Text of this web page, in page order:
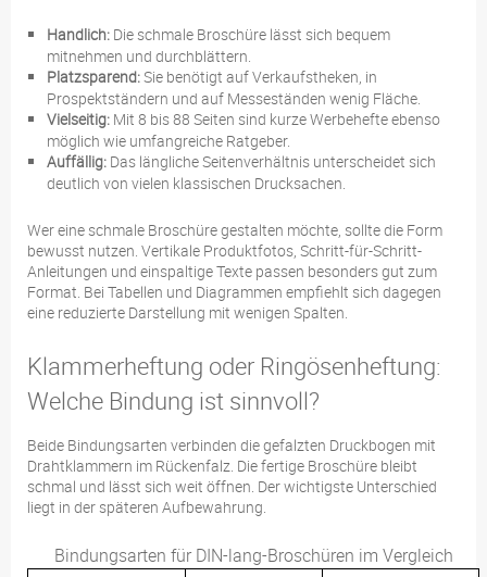
Handlich: Die schmale Broschüre lässt sich bequem
mitnehmen und durchblättern.
Platzsparend:Sie benötigt auf Verkaufstheken, in
Prospektständern und auf Messeständen wenig Fläche.
Vielseitig: Mit 8 bis 88 Seiten sind kurze Werbehefte ebenso
möglich wie umfangreiche Ratgeber.
Auffällig: Das längliche Seitenverhältnis unterscheidet sich
deutlich von vielen klassischen Drucksachen.
Wer eine schmale Broschüre gestalten möchte, sollte die Form
bewusst nutzen. Vertikale Produktfotos, Schritt-für-Schritt-
Anleitungen und einspaltige Texte passen besonders gut zum
Format. Bei Tabellen und Diagrammen empfiehlt sich dagegen
eine reduzierte Darstellung mit wenigen Spalten.
Klammerheftung oder Ringösenheftung:
Welche Bindung ist sinnvoll?
Beide Bindungsarten verbinden die gefalzten Druckbogen mit
Drahtklammern im Rückenfalz. Die fertige Broschüre bleibt
schmal und lässt sich weit öffnen. Der wichtigste Unterschied
liegt in der späteren Aufbewahrung.
Bindungsarten für DIN-lang-Broschüren im Vergleich